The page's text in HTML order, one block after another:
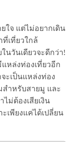
ใจ แต่ไม่อยากเดิน
เที่ยวใกล้
นวันเดียวจะดีกว่า!
หล่งท่องเที่ยวอีก
ะเป็นแหล่งท่อง
สำหรับสายมู และ
ม่ต้องเสียเงิน
เพียงแค่ได้เปลี่ยน